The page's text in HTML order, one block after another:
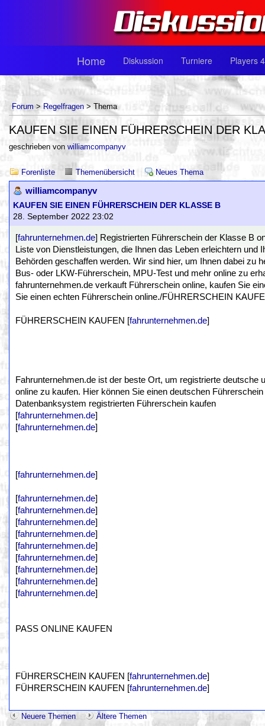
Home Diskussion Turniere Players
Forum > Regelfragen > Thema
KAUFEN SIE EINEN FÜHRERSCHEIN DER
geschrieben von williamcompanyv
Forenliste Themenübersicht Neues Thema
williamcompanyv
KAUFEN SIE EINEN FÜHRERSCHEIN DER KLASSE B
28. September 2022 23:02
[fahrunternehmen.de] Registrierten Führerschein der Klasse B
Liste von Dienstleistungen, die Ihnen das Leben erleichtern
Behörden geschaffen werden. Wir sind hier, um Ihnen dabei zu
Bus- oder LKW-Führerschein, MPU-Test und mehr online zu
fahrunternehmen.de verkauft Führerschein online, kaufen Sie
Sie einen echten Führerschein online./FÜHRERSCHEIN
FÜHRERSCHEIN KAUFEN [fahrunternehmen.de]
Fahrunternehmen.de ist der beste Ort, um registrierte
online zu kaufen. Hier können Sie einen deutschen
Datenbanksystem registrierten Führerschein kaufen
[fahrunternehmen.de]
[fahrunternehmen.de]
[fahrunternehmen.de]
[fahrunternehmen.de]
[fahrunternehmen.de]
[fahrunternehmen.de]
[fahrunternehmen.de]
[fahrunternehmen.de]
[fahrunternehmen.de]
[fahrunternehmen.de]
[fahrunternehmen.de]
[fahrunternehmen.de]
PASS ONLINE KAUFEN
FÜHRERSCHEIN KAUFEN [fahrunternehmen.de]
FÜHRERSCHEIN KAUFEN [fahrunternehmen.de]
Neuere Themen Ältere Themen